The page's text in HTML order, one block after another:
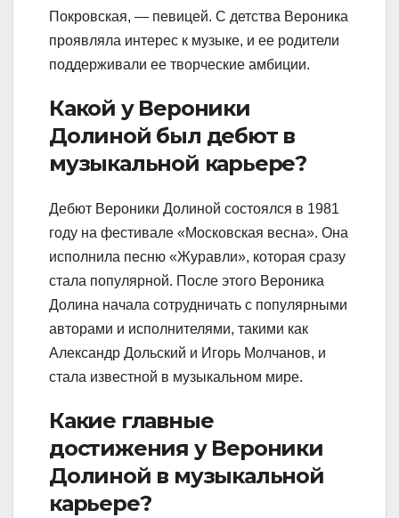
Покровская, — певицей. С детства Вероника
проявляла интерес к музыке, и ее родители
поддерживали ее творческие амбиции.
Какой у Вероники
Долиной был дебют в
музыкальной карьере?
Дебют Вероники Долиной состоялся в 1981
году на фестивале «Московская весна». Она
исполнила песню «Журавли», которая сразу
стала популярной. После этого Вероника
Долина начала сотрудничать с популярными
авторами и исполнителями, такими как
Александр Дольский и Игорь Молчанов, и
стала известной в музыкальном мире.
Какие главные
достижения у Вероники
Долиной в музыкальной
карьере?